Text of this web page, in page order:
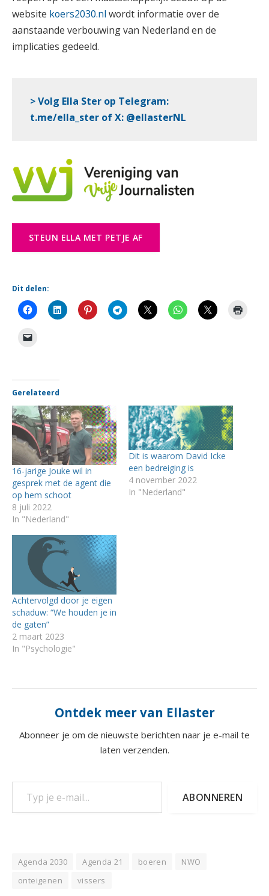
website koers2030.nl wordt informatie over de
aanstaande verbouwing van Nederland en de
implicaties gedeeld.
> Volg Ella Ster op Telegram:
t.me/ella_ster ofX: @ellasterNL
STEUN ELLA MET PETJE AF
Dit delen:
Gerelateerd
16-jarige Jouke wil in
gesprek met de agent die
op hem schoot
8 juli 2022
In "Nederland"
Dit is waarom David Icke
een bedreiging is
4 november 2022
In "Nederland"
Achtervolgd door je eigen
schaduw: “We houden je in
de gaten”
2 maart 2023
In "Psychologie"
Ontdek meer van Ellaster
Abonneer je om de nieuwste berichten naar je e-mail te
laten verzenden.
Typ je e-mail...
ABONNEREN
Agenda 2030 Agenda 21 boeren
NWO
onteigenen
vissers